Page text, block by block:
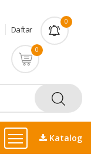
Daftar
0
0
Katalog